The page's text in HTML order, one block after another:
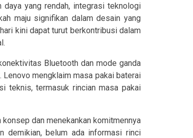
yang rendah, integrasi teknologi
maju signifikan dalam desain yang
kini dapat turut berkontribusi dalam
Bluetooth dan mode ganda
Lenovo mengklaim masa pakai baterai
teknis, termasuk rincian masa pakai
dan menekankan komitmennya
demikian, belum ada informasi rinci